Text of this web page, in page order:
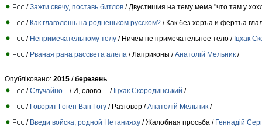
/Зажги свечу, поставь битлов / Двустишия на тему мема "что там у
/ Как глаголешь на родненьком русском? / Как без херъа и фертъа
/ Непримечательному телу / Ничем не примечательное тело / Іцхак
/ Рваная рана рассвета алела / Лаприконы /Анатолій Мельник /
Опубліковано: 2015 /березень
/Случайно... / И, слово… / Іцхак Скородинський /
/ Говорит Гоген Ван Гогу / Разговор /Анатолій Мельник /
/ Введи войска, родной Нетанияху / Жалобная просьба / Геннадій